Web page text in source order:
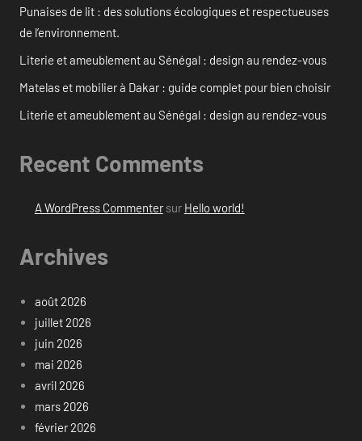
Punaises de lit : des solutions écologiques et respectueuses
de l’environnement.
Literie et ameublement au Sénégal : design au rendez-vous
Matelas et mobilier à Dakar : guide complet pour bien choisir
Literie et ameublement au Sénégal : design au rendez-vous
Recent Comments
A WordPress Commentersur Hello world!
Archives
août 2026
juillet 2026
juin 2026
mai 2026
avril 2026
mars 2026
février 2026